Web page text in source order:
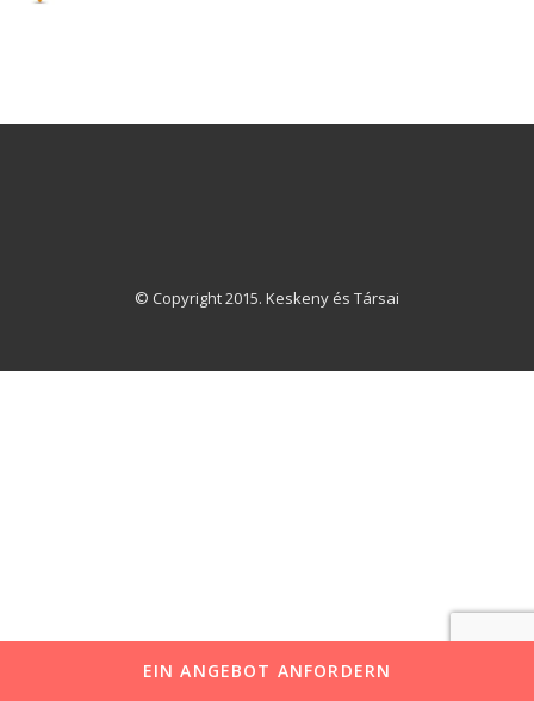
© Copyright 2015. Keskeny és Társai
EIN ANGEBOT ANFORDERN